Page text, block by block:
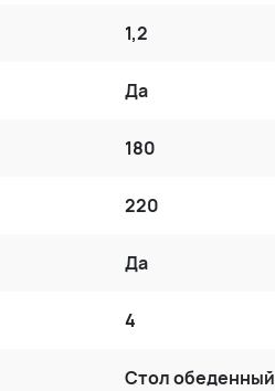
1,2
Да
180
220
Да
4
Стол обеденный